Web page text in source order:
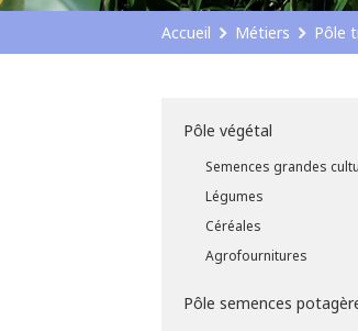
Accueil Métiers Pôle
Pôle végétal
Semences grandes
Légumes
Céréales
Agrofournitures
Pôle semences